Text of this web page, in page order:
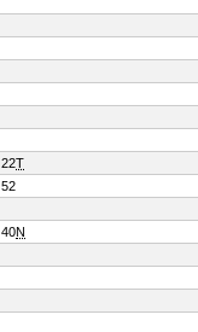
22T
52
40N